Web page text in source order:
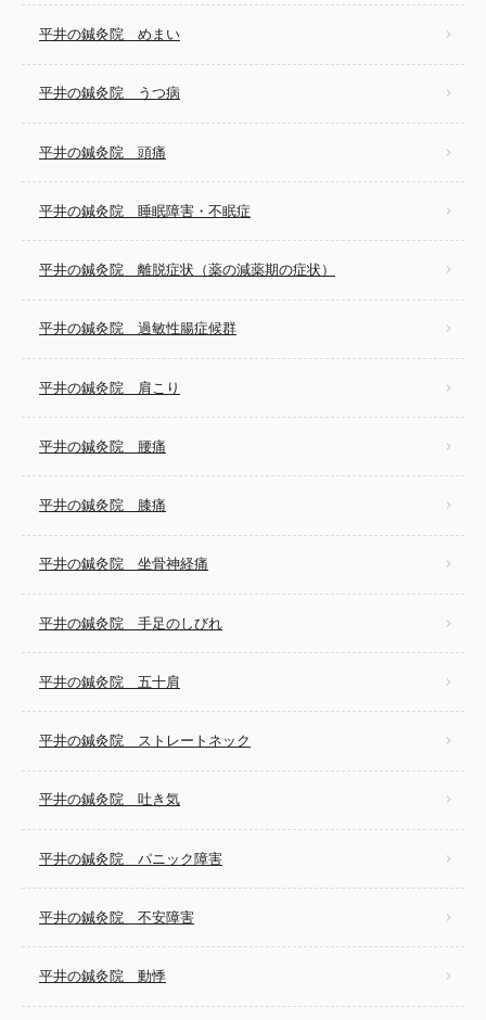
平井の鍼灸院 めまい
平井の鍼灸院 うつ病
平井の鍼灸院 頭痛
平井の鍼灸院 睡眠障害・不眠症
平井の鍼灸院 離脱症状（薬の減薬期の症状）
平井の鍼灸院 過敏性腸症候群
平井の鍼灸院 肩こり
平井の鍼灸院 腰痛
平井の鍼灸院 膝痛
平井の鍼灸院 坐骨神経痛
平井の鍼灸院 手足のしびれ
平井の鍼灸院 五十肩
平井の鍼灸院 ストレートネック
平井の鍼灸院 吐き気
平井の鍼灸院 パニック障害
平井の鍼灸院 不安障害
平井の鍼灸院 動悸